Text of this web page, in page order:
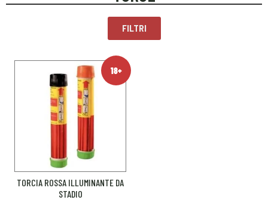
FILTRI
18+
TORCIA ROSSA ILLUMINANTE DA
STADIO